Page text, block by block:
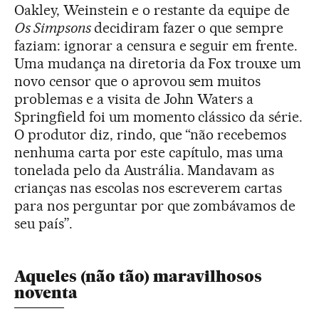
Oakley, Weinstein e o restante da equipe de
Os Simpsonsdecidiram fazer o que sempre
faziam: ignorar a censura e seguir em frente.
Uma mudança na diretoria da Fox trouxe um
novo censor que o aprovou sem muitos
problemas e a visita de John Waters a
Springfield foi um momento clássico da série.
O produtor diz, rindo, que “não recebemos
nenhuma carta por este capítulo, mas uma
tonelada pelo da Austrália. Mandavam as
crianças nas escolas nos escreverem cartas
para nos perguntar por que zombávamos de
seu país”.
Aqueles (não tão) maravilhosos
noventa